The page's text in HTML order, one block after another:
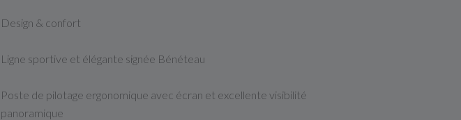
Design & confort
Ligne sportive et élégante signée Bénéteau
Poste de pilotage ergonomique avec écran et excellente visibilité
panoramique